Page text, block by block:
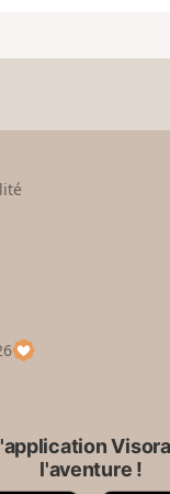
g
n
l'aventure !